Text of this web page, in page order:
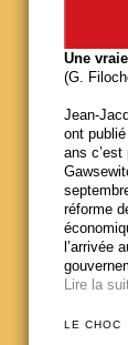
Une
(G.
Jean-
ont
ans
réforme
l’arrivée
Lire la
LE CHOC